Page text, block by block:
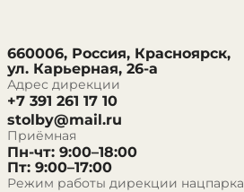
660006, Россия, Красноярск,
ул. Карьерная, 26-а
Адрес дирекции
+7 391 261 17 10
stolby@mail.ru
Приёмная
Пн-чт: 9:00–18:00
Пт: 9:00–17:00
Режим работы дирекции нацпарка